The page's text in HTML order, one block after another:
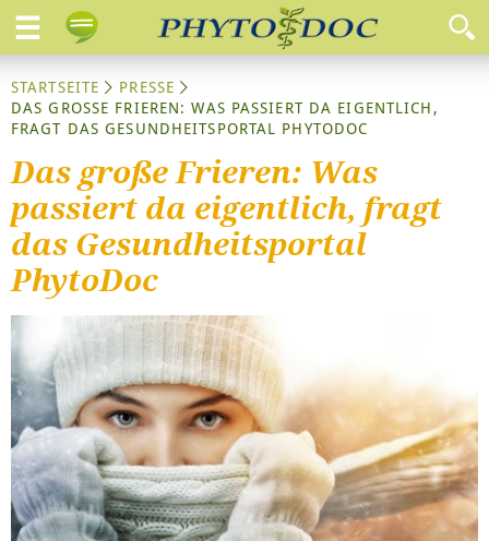
STARTSEITE
PRESSE
DAS GROSSE FRIEREN: WAS PASSIERT DA EIGENTLICH, F
RAGT DAS GESUNDHEITSPORTAL PHYTODOC
Das große Frieren: Was
passiert da eigentlich, fragt
das Gesundheitsportal
PhytoDoc